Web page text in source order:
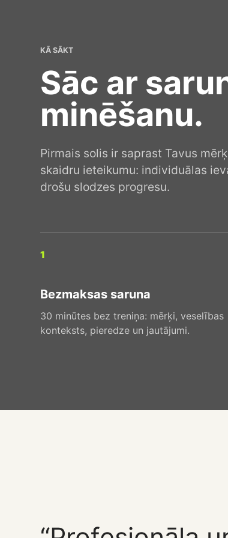
KĀ SĀKT
Sāc ar
minēšanu.
Pirmais solis ir saprast Tavus
skaidru ieteikumu: individuālas
drošu slodzes progresu.
1
Bezmaksas saruna
30 minūtes bez treniņa: mērķi, veselības
konteksts, pieredze un jautājumi.